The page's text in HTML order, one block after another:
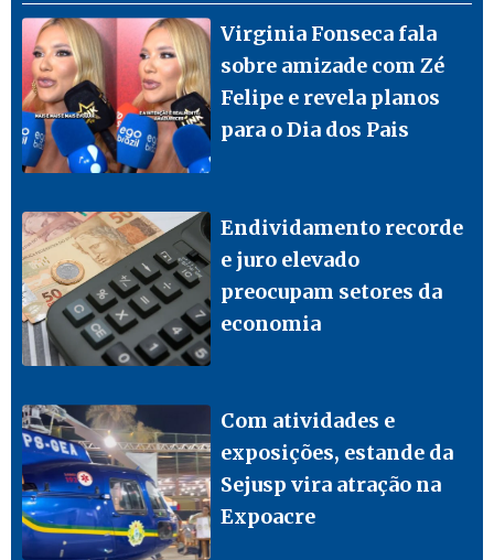
Virginia Fonseca fala
sobre amizade com Zé
Felipe e revela planos
para o Dia dos Pais
Endividamento recorde
e juro elevado
preocupam setores da
economia
Com atividades e
exposições, estande da
Sejusp vira atração na
Expoacre